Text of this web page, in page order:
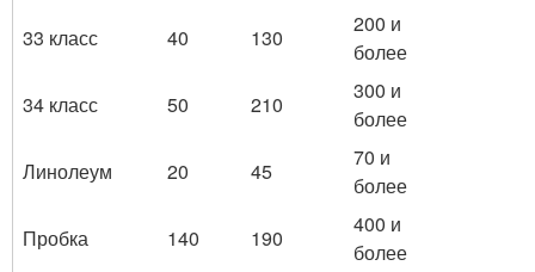
33 класс
40 130
200 и
более
34 класс
50 210
300 и
более
Линолеум
20 45
70 и
более
Пробка
140 190
400 и
более